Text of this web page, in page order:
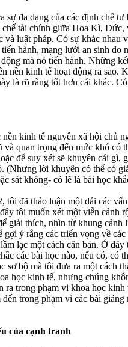
sự đa dạng của các định chế
chế tài chính giữa Hoa Kì, Đức,
và luật pháp. Có sự khác nhau
hành, mạng lưới an sinh do
mà nó tiến hành. Những
nền kinh tế hoạt động ra sao.
là rõ ràng tốt hơn cái khác.
nền kinh tế nguyên xã hội chủ
và quan trọng đến mức khó có
để suy xét sẽ khuyên cái gì,
(Nhưng lời khuyên có thể có
sát không- có lẽ là bài học
tôi đã thảo luận một dải các
tôi muốn xét một viễn cảnh
giải thích, nhìn từ khung
gợi ý rằng các triển vọng về
lạc một cách căn bản. Ở
các bài học nào, nếu có, có
sơ bộ mà tôi đưa ra một cách
học kinh tế, nhưng chúng
ra trong phạm vi khoa học
trong phạm vi các bài giảng
của cạnh tranh